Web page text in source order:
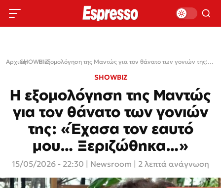
Αρχική›
SHOWBIZ› Η εξομολόγηση της Μαντώς για τον θάνατο των γονιών της: «Έχασα τον εαυτό μου… Ξεριζώθηκα…»
SHOWBIZ
Η εξομολόγηση της Μαντώς
για τον θάνατο των γονιών
της: «Έχασα τον εαυτό
μου… Ξεριζώθηκα…»
15/05/2026 - 22:30 Newsroom | 2 λεπτά ανάγνωση